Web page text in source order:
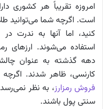
امروزه تقریباً هر کشوری
است. اگرچه شما می‌توانید
کنید، اما آنها به ندرت
استفاده می‌شوند. ارزهای
دهه گذشته به عنوان
کارنسی، ظاهر شدند.
فروش رمزارز، به نظر
سنتی پول باشند.